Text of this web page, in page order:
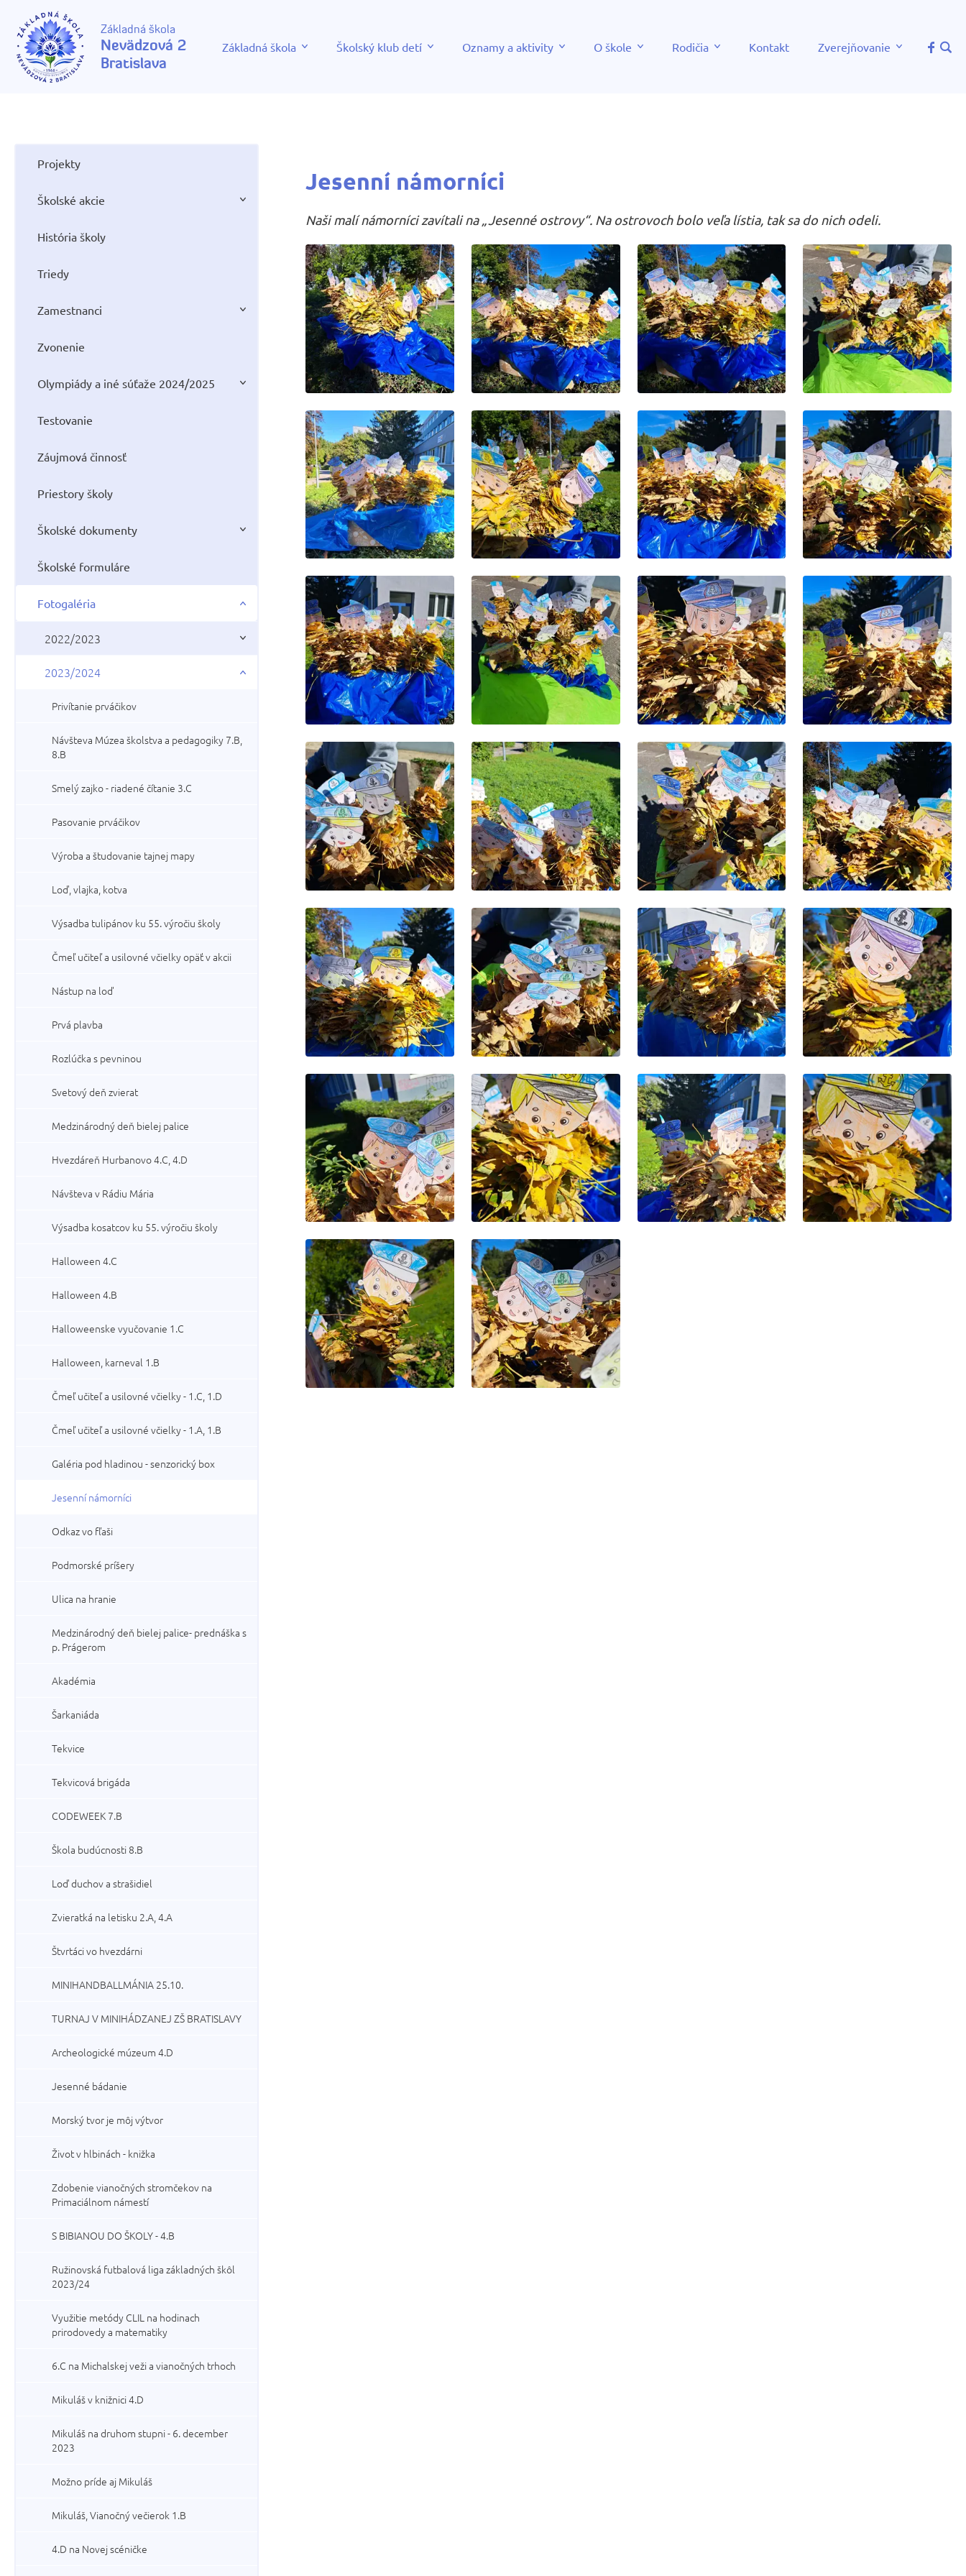
Základná škola
Nevädzová 2
Bratislava
Základná škola Školský klub detí Oznamy a aktivity O škole Rodičia Kontakt Zverejňovanie
Jesenní námorníci
Naši malí námorníci zavítali na „Jesenné ostrovy“. Na ostrovoch bolo veľa lístia, tak sa do nich odeli.
Projekty
Školské akcie
História školy
Triedy
Zamestnanci
Zvonenie
Olympiády a iné súťaže 2024/2025
Testovanie
Záujmová činnosť
Priestory školy
Školské dokumenty
Školské formuláre
Fotogaléria
2022/2023
2023/2024
Privítanie prváčikov
Návšteva Múzea školstva a pedagogiky 7.B,
8.B
Smelý zajko - riadené čítanie 3.C
Pasovanie prváčikov
Výroba a študovanie tajnej mapy
Loď, vlajka, kotva
Výsadba tulipánov ku 55. výročiu školy
Čmeľ učiteľ a usilovné včielky opäť v akcii
Nástup na loď
Prvá plavba
Rozlúčka s pevninou
Svetový deň zvierat
Medzinárodný deň bielej palice
Hvezdáreň Hurbanovo 4.C, 4.D
Návšteva v Rádiu Mária
Výsadba kosatcov ku 55. výročiu školy
Halloween 4.C
Halloween 4.B
Halloweenske vyučovanie 1.C
Halloween, karneval 1.B
Čmeľ učiteľ a usilovné včielky - 1.C, 1.D
Čmeľ učiteľ a usilovné včielky - 1.A, 1.B
Galéria pod hladinou - senzorický box
Jesenní námorníci
Odkaz vo fľaši
Podmorské príšery
Ulica na hranie
Medzinárodný deň bielej palice- prednáška s
p. Prágerom
Akadémia
Šarkaniáda
Tekvice
Tekvicová brigáda
CODEWEEK 7.B
Škola budúcnosti 8.B
Loď duchov a strašidiel
Zvieratká na letisku 2.A, 4.A
Štvrtáci vo hvezdárni
MINIHANDBALLMÁNIA 25.10.
TURNAJ V MINIHÁDZANEJ ZŠ BRATISLAVY
Archeologické múzeum 4.D
Jesenné bádanie
Morský tvor je môj výtvor
Život v hlbinách - knižka
Zdobenie vianočných stromčekov na
Primaciálnom námestí
S BIBIANOU DO ŠKOLY - 4.B
Ružinovská futbalová liga základných škôl
2023/24
Využitie metódy CLIL na hodinach
prirodovedy a matematiky
6.C na Michalskej veži a vianočných trhoch
Mikuláš v knižnici 4.D
Mikuláš na druhom stupni - 6. december
2023
Možno príde aj Mikuláš
Mikuláš, Vianočný večierok 1.B
4.D na Novej scéničke